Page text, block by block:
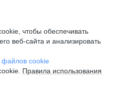
чтобы обеспечивать
веб-сайта и анализировать
файлов cookie
Правила использования